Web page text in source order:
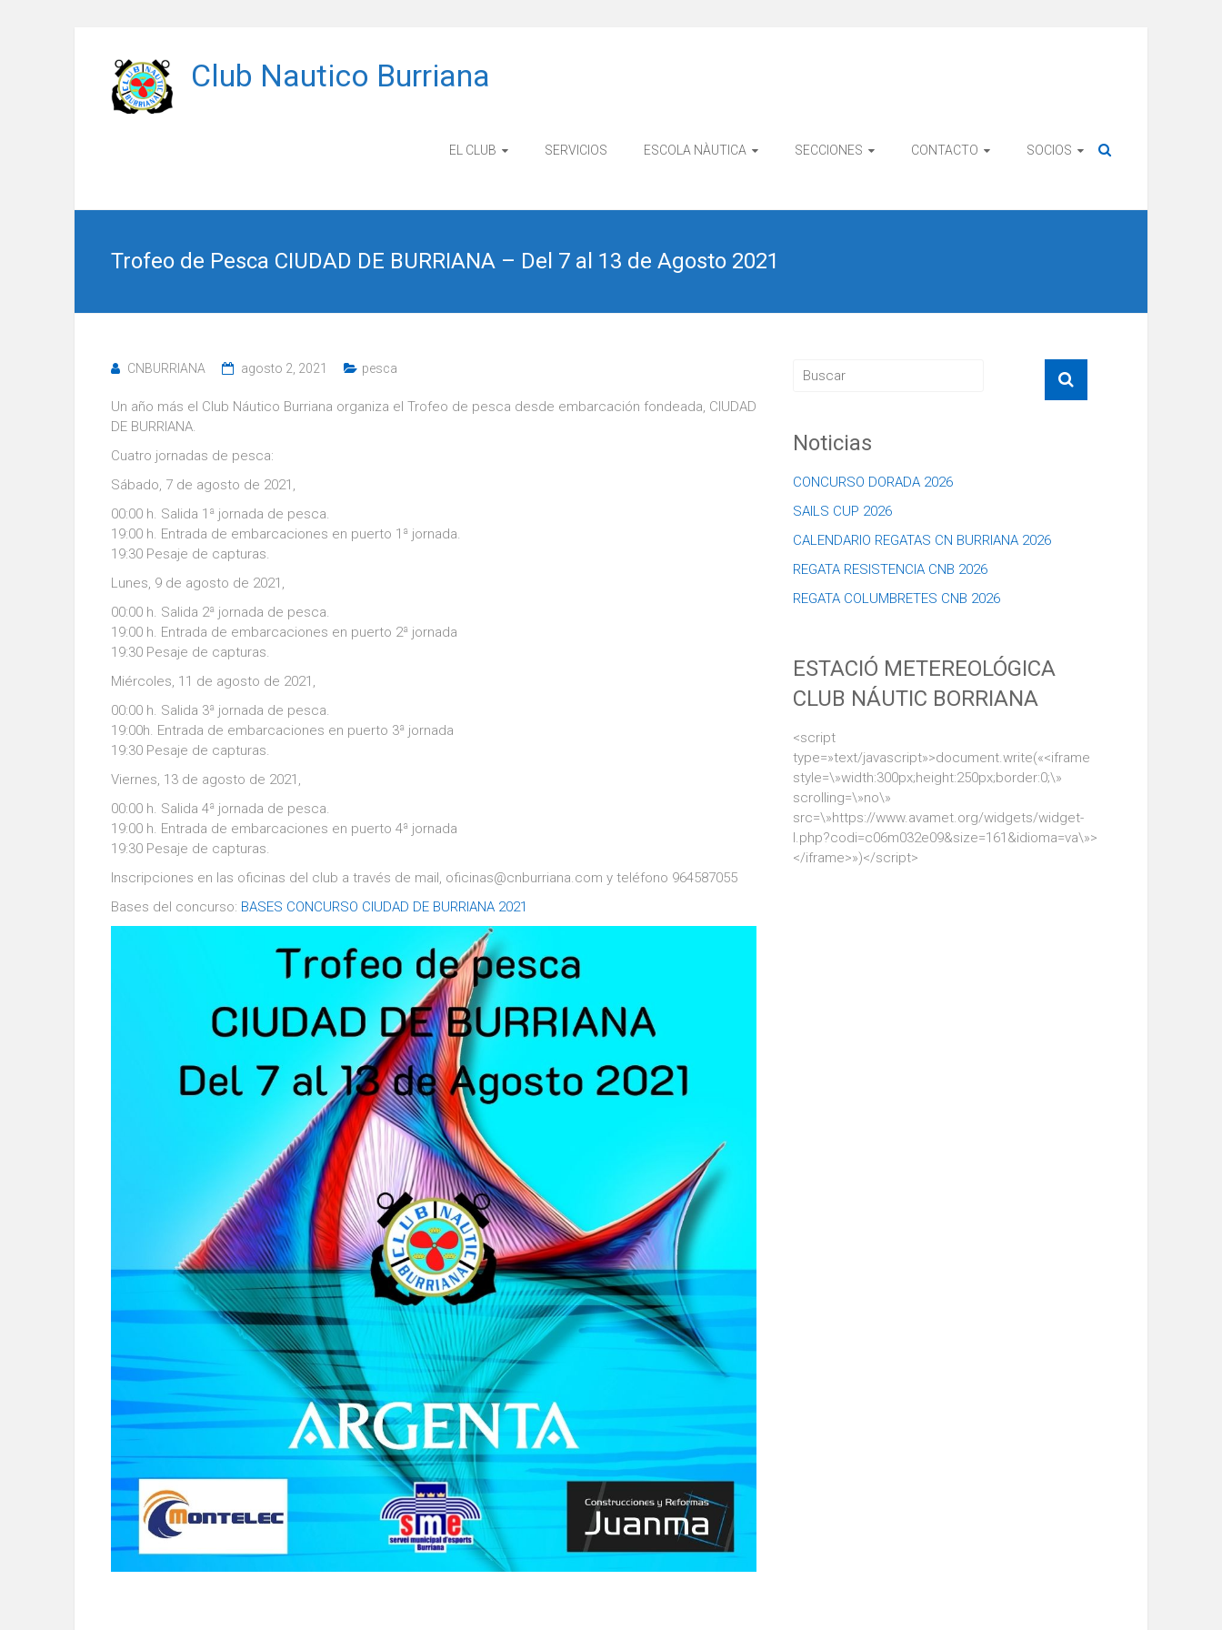
contenido
Club Nautico Burriana
EL CLUB SERVICIOS ESCOLA NÀUTICA SECCIONES CONTACTO SOCIOS
Trofeo de Pesca CIUDAD DE BURRIANA – Del 7 al 13 de Agosto 2021
CNBURRIANA agosto 2, 2021 pesca
Un año más el Club Náutico Burriana organiza el Trofeo de pesca desde embarcación fondeada, CIUDAD
DE BURRIANA.
Cuatro jornadas de pesca:
Sábado, 7 de agosto de 2021,
00:00 h. Salida 1ª jornada de pesca.
19:00 h. Entrada de embarcaciones en puerto 1ª jornada.
19:30 Pesaje de capturas.
Lunes, 9 de agosto de 2021,
00:00 h. Salida 2ª jornada de pesca.
19:00 h. Entrada de embarcaciones en puerto 2ª jornada
19:30 Pesaje de capturas.
Miércoles, 11 de agosto de 2021,
00:00 h. Salida 3ª jornada de pesca.
19:00h. Entrada de embarcaciones en puerto 3ª jornada
19:30 Pesaje de capturas.
Viernes, 13 de agosto de 2021,
00:00 h. Salida 4ª jornada de pesca.
19:00 h. Entrada de embarcaciones en puerto 4ª jornada
19:30 Pesaje de capturas.
Inscripciones en las oficinas del club a través de mail, oficinas@cnburriana.com y teléfono 964587055
Bases del concurso: BASES CONCURSO CIUDAD DE BURRIANA 2021
Noticias
CONCURSO DORADA 2026
SAILS CUP 2026
CALENDARIO REGATAS CN BURRIANA 2026
REGATA RESISTENCIA CNB 2026
REGATA COLUMBRETES CNB 2026
ESTACIÓ METEREOLÓGICA
CLUB NÁUTIC BORRIANA
<script
type=»text/javascript»>document.write(«<iframe
style=\»width:300px;height:250px;border:0;\»
scrolling=\»no\»
src=\»https://www.avamet.org/widgets/widget-
l.php?codi=c06m032e09&size=161&idioma=va\»>
</iframe>»)</script>